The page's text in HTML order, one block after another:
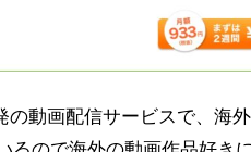
の動画配信サービスで、海
るので海外の動画作品好き